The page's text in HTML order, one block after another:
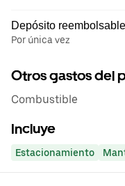
Depósito reembolsable
Por única vez
Otros gastos del
Combustible
Incluye
Estacionamiento